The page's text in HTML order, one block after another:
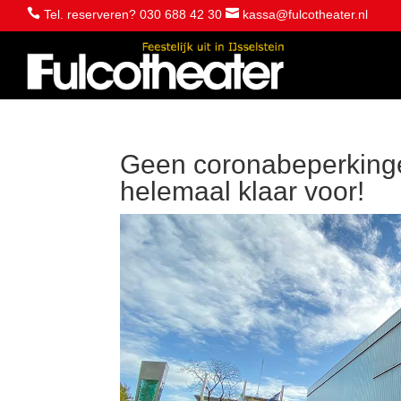
 Tel. reserveren? 030 688 42 30  kassa@fulcotheater.nl
Geen
helemaal klaar voor!